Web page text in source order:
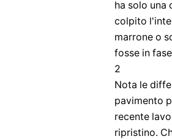
ha solo una
colpito
marrone o
fosse in
2
Nota le
pavimento
recente
ripristino.